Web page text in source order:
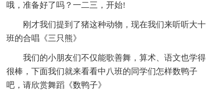
哦，准备好了吗？一二三，开始!
刚才我们提到了猪这种动物，现在我们来听听大十
班的合唱《三只熊》
我们的小朋友们不仅能歌善舞，算术、语文也学得
很棒，下面我们就来看看中八班的同学们怎样数鸭子
吧，请欣赏舞蹈《数鸭子》